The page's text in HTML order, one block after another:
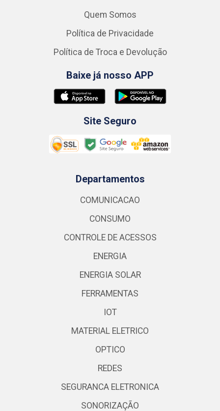
Quem Somos
Política de Privacidade
Política de Troca e Devolução
Baixe já nosso APP
Site Seguro
Departamentos
COMUNICACAO
CONSUMO
CONTROLE DE ACESSOS
ENERGIA
ENERGIA SOLAR
FERRAMENTAS
IOT
MATERIAL ELETRICO
OPTICO
REDES
SEGURANCA ELETRONICA
SONORIZAÇÃO